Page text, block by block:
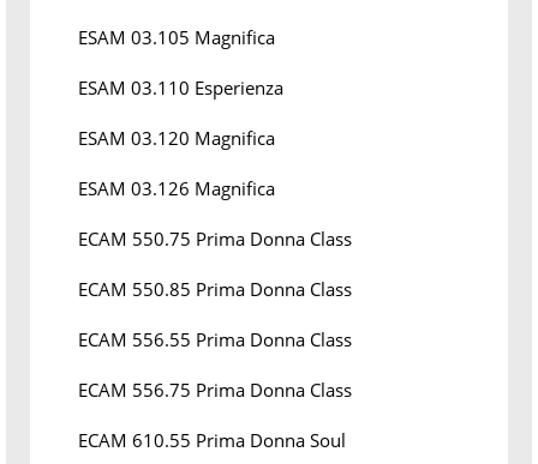
ESAM 03.105 Magnifica
ESAM 03.110 Esperienza
ESAM 03.120 Magnifica
ESAM 03.126 Magnifica
ECAM 550.75 Prima Donna Class
ECAM 550.85 Prima Donna Class
ECAM 556.55 Prima Donna Class
ECAM 556.75 Prima Donna Class
ECAM 610.55 Prima Donna Soul